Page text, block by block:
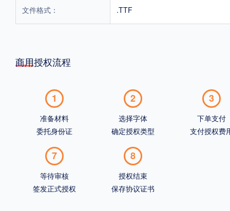
文件格式： .TTF
商用授权流程
1
准备材料
委托身份证
2
选择字体
确定授权类型
3
下单支付
支付授权费
7
等待审核
签发正式授权
8
授权结束
保存协议证书